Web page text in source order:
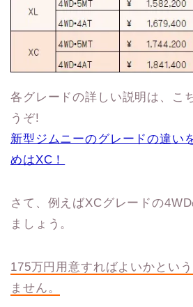
各グレードの詳しい説明は、こ
うぞ!
新型ジムニーのグレードの違い
めはXC！
さて、例えばXCグレードの
ましょう。
175万円用意すればよいかとい
ません。